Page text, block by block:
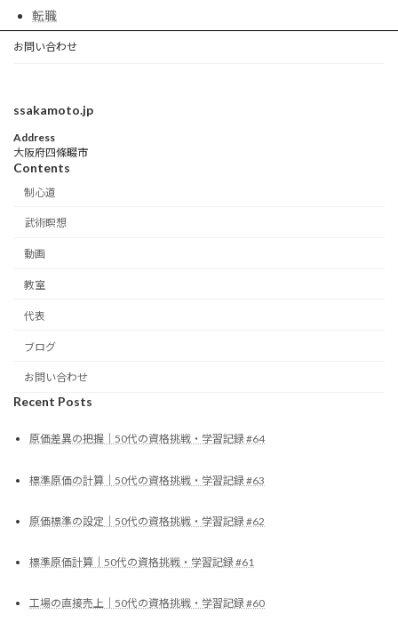
転職
お問い合わせ
ssakamoto.jp
Address
大阪府四條畷市
Contents
制心道
武術瞑想
動画
教室
代表
ブログ
お問い合わせ
Recent Posts
原価差異の把握｜50代の資格挑戦・学習記録 #64
標準原価の計算｜50代の資格挑戦・学習記録 #63
原価標準の設定｜50代の資格挑戦・学習記録 #62
標準原価計算｜50代の資格挑戦・学習記録 #61
工場の直接売上｜50代の資格挑戦・学習記録 #60